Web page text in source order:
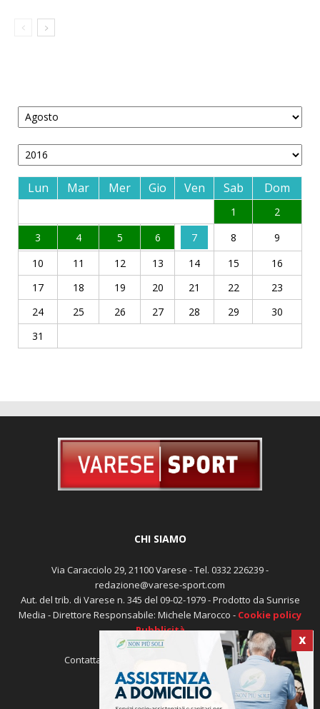
Lun Mar Mer Gio Ven Sab Dom
1
2
3
4 5 6 7 8
9
10
11 12 13 14 15
16
17
18 19 20 21 22
23
24
25 26 27 28 29
30
31
X
CHI SIAMO
Via Caracciolo 29, 21100 Varese - Tel. 0332 226239 -
redazione@varese-sport.com
Aut. del trib. di Varese n. 345 del 09-02-1979 - Prodotto da Sunrise
Media - Direttore Responsabile: Michele Marocco - Cookie policy
Pubblicità
Contattaci: redazione@varese-sport.com